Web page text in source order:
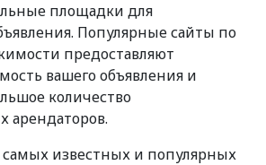
площадки для
Популярные сайты по
предоставляют
вашего объявления и
количество
арендаторов.
самых известных и популярных